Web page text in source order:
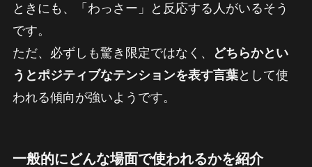
ときにも、「わっさー」と反応する人がいるそう
です。
ただ、必ずしも驚き限定ではなく、
どちらかとい
うとポジティブなテンションを表す言葉として使
われる傾向が強いようです。
一般的にどんな場面で使われるかを紹介